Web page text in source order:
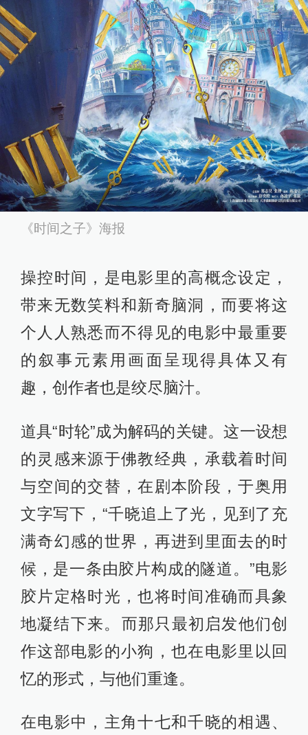
《时间之子》海报
操控时间，是电影里的高概念设定，
带来无数笑料和新奇脑洞，而要将这
个人人熟悉而不得见的电影中最重要
的叙事元素用画面呈现得具体又有
趣，创作者也是绞尽脑汁。
道具“时轮”成为解码的关键。这一设想
的灵感来源于佛教经典，承载着时间
与空间的交替，在剧本阶段，于奥用
文字写下，“千晓追上了光，见到了充
满奇幻感的世界，再进到里面去的时
候，是一条由胶片构成的隧道。”电影
胶片定格时光，也将时间准确而具象
地凝结下来。​而那只最初启发他们创
作这部电影的小狗，也在电影里以回
忆的形式，与他们重逢。
在电影中，主角十七和千晓的相遇、